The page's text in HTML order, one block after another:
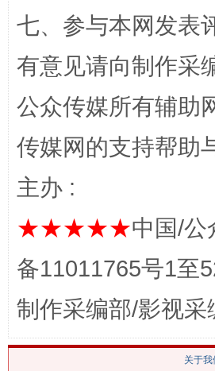
漫山遍野的桃花与雪山、麦地、白
招工难、用工荒背后
七、参与本网发表
有意见请向制作采
公众传媒所有辅助
传媒网的支持帮助
主办 :
★★★★★中国/公
备11011765号1至
制作采编部/影视
关于我